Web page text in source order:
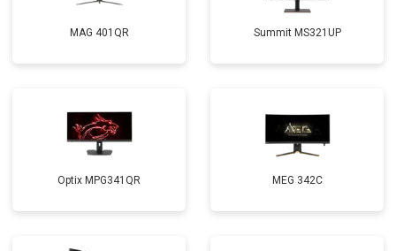
MAG 401QR Summit MS321UP
Optix MPG341QR MEG 342C